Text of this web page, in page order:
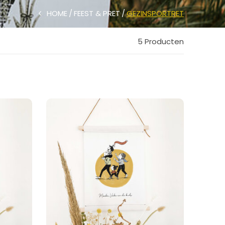
HOME FEEST & PRET GEZINSPORTRET
5 Producten